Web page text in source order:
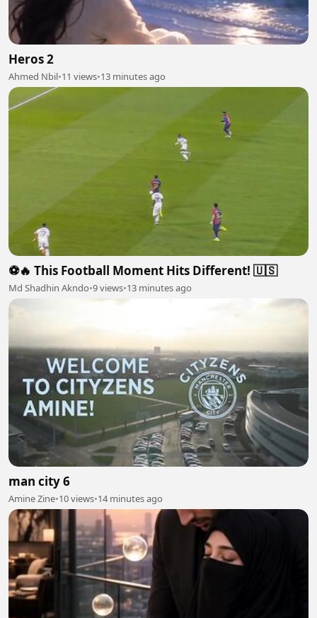
Heros 2
Ahmed Nbil•11 views•13 minutes ago
⚽🔥 This Football Moment Hits Different! 🇺🇸
Md Shadhin Akndo•9 views•13 minutes ago
man city 6
Amine Zine•10 views•14 minutes ago